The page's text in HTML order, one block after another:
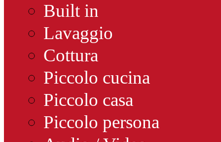
Built in
Lavaggio
Cottura
Piccolo cucina
Piccolo casa
Piccolo persona